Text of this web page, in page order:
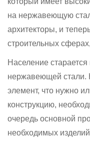
на нержавеющую
архитекторы, и
строительных
Население
нержавеющей стали.
элемент, что нужно
конструкцию,
очередь основной
необходимых